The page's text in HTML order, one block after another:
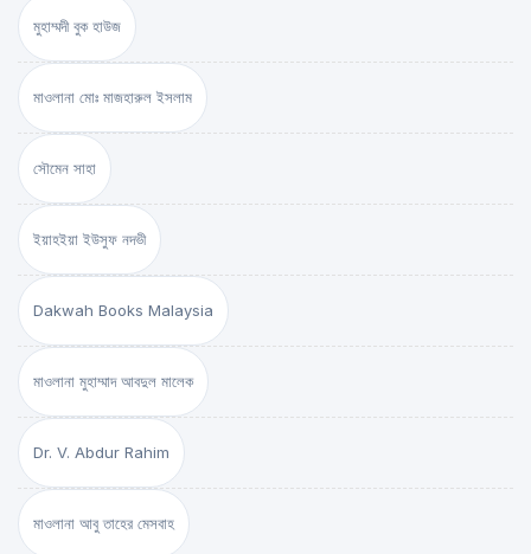
মুহাম্মদী বুক হাউজ
মাওলানা মোঃ মাজহারুল ইসলাম
সৌমেন সাহা
ইয়াহইয়া ইউসুফ নদভী
Dakwah Books Malaysia
মাওলানা মুহাম্মাদ আবদুল মালেক
Dr. V. Abdur Rahim
মাওলানা আবু তাহের মেসবাহ